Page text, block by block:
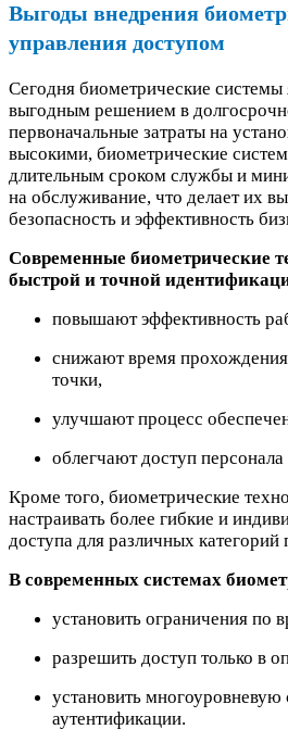
Выгоды внедрения
управления доступом
Сегодня биометрические
выгодным решением в
первоначальные затраты на
высокими, биометрические
длительным сроком службы и
на обслуживание, что делает их
безопасность и эффективность
Современные биометрические
быстрой и точной
повышают эффективность
снижают время прохождения
точки,
улучшают процесс
облегчают доступ персонала
Кроме того, биометрические
настраивать более гибкие и
доступа для различных категорий
В современных системах
установить ограничения по
разрешить доступ только в
установить многоуровневую
аутентификации.